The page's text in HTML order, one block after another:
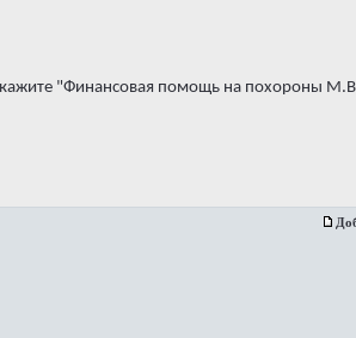
"Финансовая помощь на похороны